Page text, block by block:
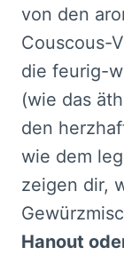
von den
Couscous-
die feurig-
(wie das
den
wie dem
zeigen dir,
Hanout